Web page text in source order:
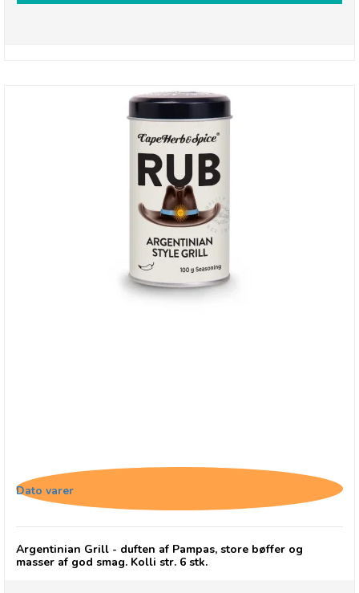
Dato varer
Argentinian Grill - duften af Pampas, store bøffer og
masser af god smag. Kolli str. 6 stk.